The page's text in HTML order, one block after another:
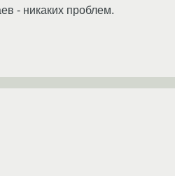
- никаких проблем.